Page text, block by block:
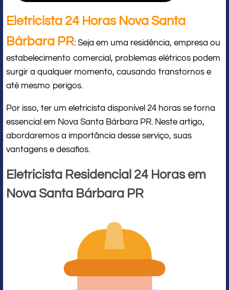
Eletricista 24 Horas Nova Santa
Bárbara PR: Seja em uma residência, empresa ou
estabelecimento comercial, problemas elétricos podem
surgir a qualquer momento, causando transtornos e
até mesmo perigos.
Por isso, ter um eletricista disponível 24 horas se torna
essencial em Nova Santa Bárbara PR. Neste artigo,
abordaremos a importância desse serviço, suas
vantagens e desafios.
Eletricista Residencial 24 Horas em
Nova Santa Bárbara PR